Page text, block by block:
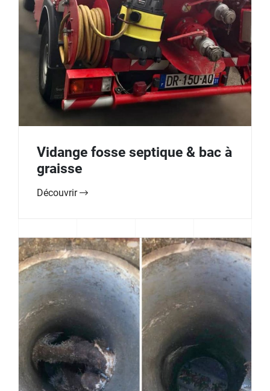
Vidange fosse septique & bac à
graisse
Découvrir